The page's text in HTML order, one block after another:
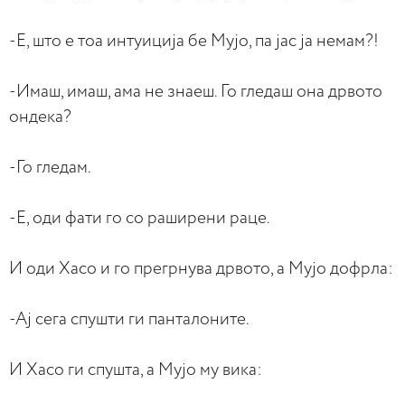
-Е, што е тоа интуиција бе Мујо, па јас ја немам?!
-Имаш, имаш, ама не знаеш. Го гледаш она дрвото
ондека?
-Го гледам.
-Е, оди фати го со раширени раце.
И оди Хасо и го прегрнува дрвото, а Мујо дофрла:
-Ај сега спушти ги панталоните.
И Хасо ги спушта, а Мујо му вика: